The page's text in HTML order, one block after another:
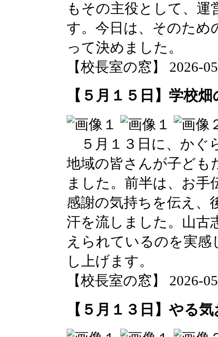
もその主役として、運
す。今日は、そのため
って決めました。
【校長室の窓】 2026-
【５月１５日】学校
５月１３日に、かぐ
地域の皆さんが子ども
ました。前半は、お
感謝の気持ちを伝え、
汗を流しました。山古
えられているのを実
し上げます。
【校長室の窓】 2026-
【５月１３日】やる